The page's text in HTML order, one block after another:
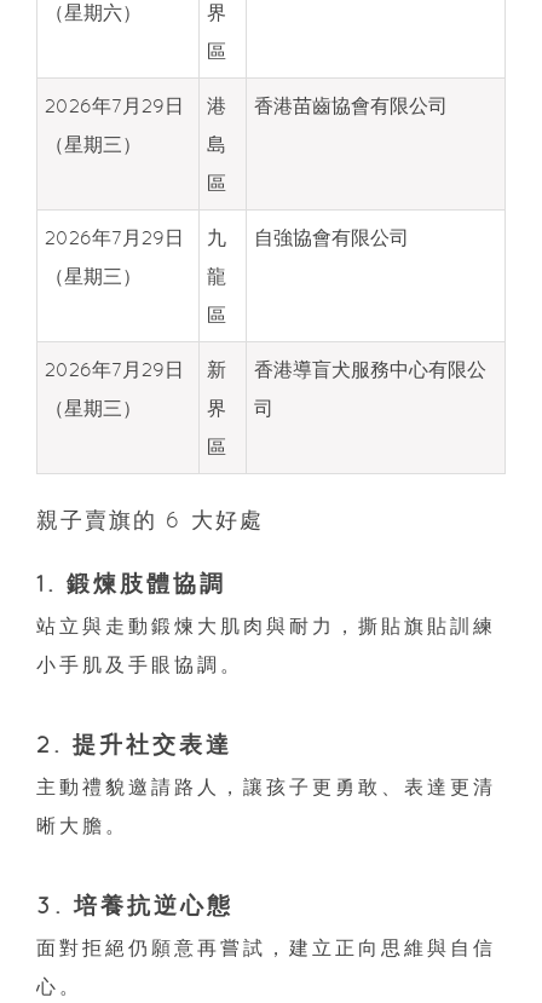
（星期六）
界
區
2026年7月29日
（星期三）
港
島
區
香港苗齒協會有限公司
2026年7月29日
（星期三）
九
龍
區
自強協會有限公司
2026年7月29日
（星期三）
新
界
區
香港導盲犬服務中心有限公
司
親子賣旗的 6 大好處
1. 鍛煉肢體協調
站立與走動鍛煉大肌肉與耐力，撕貼旗貼訓練
小手肌及手眼協調。
2. 提升社交表達
主動禮貌邀請路人，讓孩子更勇敢、表達更清
晰大膽。
3. 培養抗逆心態
面對拒絕仍願意再嘗試，建立正向思維與自信
心。